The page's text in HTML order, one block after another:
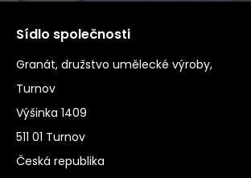
Sídlo společnosti
Granát, družstvo umělecké výroby,
Turnov
Výšinka 1409
511 01 Turnov
Česká republika